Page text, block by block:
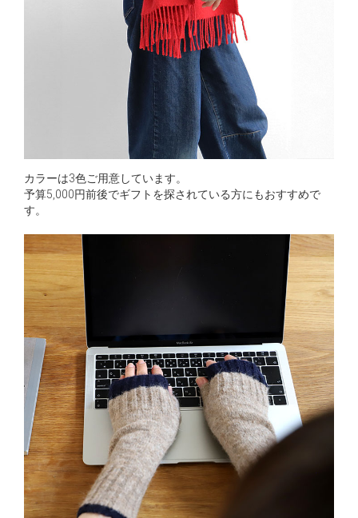
カラーは3色ご用意しています。
予算5,000円前後でギフトを探されている方にもおすすめで
す。